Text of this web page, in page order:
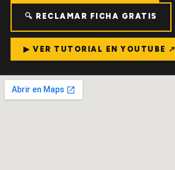
🔍 RECLAMAR FICHA GRATIS
▶ VER TUTORIAL EN YOUTUBE ↗